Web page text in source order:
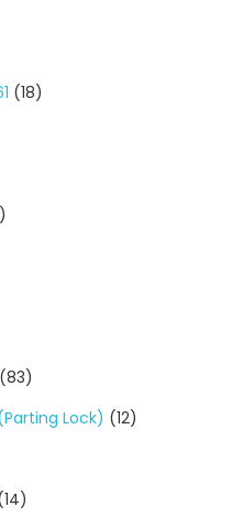
(18)
(83)
Lock) (12)